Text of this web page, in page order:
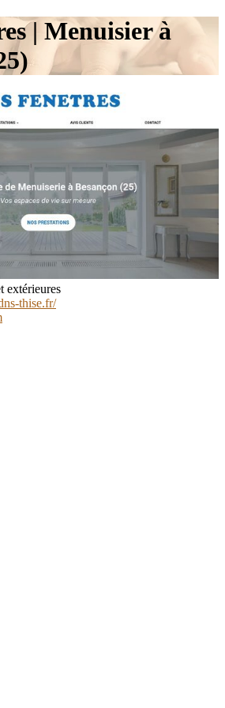
| Menuisier à
extérieures
thise.fr/